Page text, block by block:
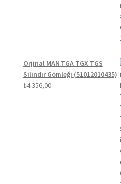
Orjinal MAN TGA TGX TGS
Silindir Gömleği (51012010435)
₺4.356,00